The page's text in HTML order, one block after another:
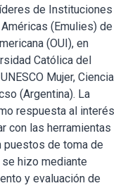
de Instituciones
(Emulies) de
(OUI), en
Católica del
Mujer, Ciencia
(Argentina). La
respuesta al interés
con las herramientas
puestos de toma de
hizo mediante
y evaluación de